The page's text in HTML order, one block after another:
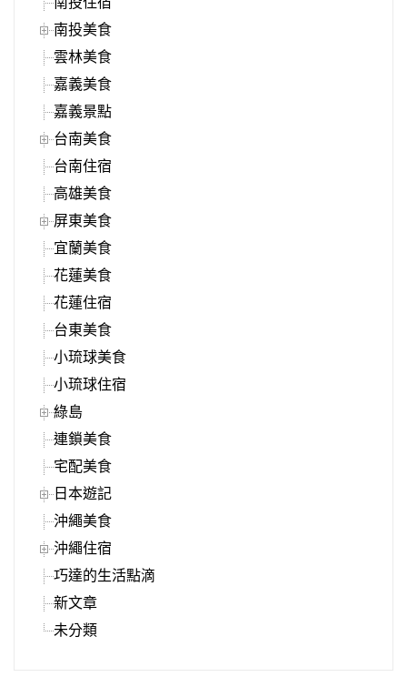
南投美食
雲林美食
嘉義美食
嘉義景點
台南美食
台南住宿
高雄美食
屏東美食
宜蘭美食
花蓮美食
花蓮住宿
台東美食
小琉球美食
小琉球住宿
綠島
連鎖美食
宅配美食
日本遊記
沖繩美食
沖繩住宿
巧達的生活點滴
新文章
未分類